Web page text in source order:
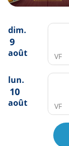
dim.
9
août VF
lun.
10
août VF